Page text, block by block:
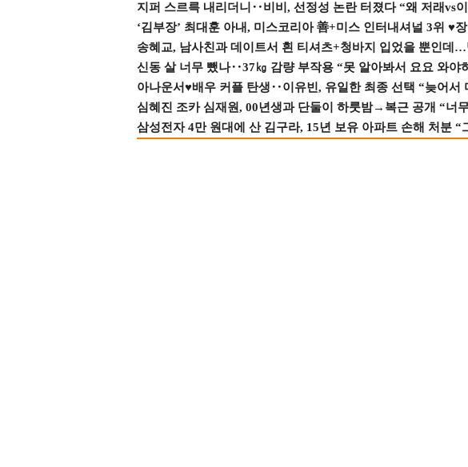
지퍼 스르륵 내리더니‥비비, 선정성 논란 터졌다 “왜 저래vs
‘김부장’ 최대훈 아내, 미스코리아 善+미스 인터내셔널 3위 ♥
송혜교, 남사친과 데이트서 흰 티셔츠+청바지 입었을 뿐인데…
신동 살 너무 뺐나‥37㎏ 감량 부작용 “못 알아봐서 요요 와야
아나운서♥배우 커플 탄생‥이유빈, 유일한 최종 선택 “늦어서
심혜진 조카 심재원, 00년생과 단둘이 하룻밤→복근 공개 “너
삼성전자 4만 원대에 산 김구라, 15년 보유 아파트 손해 처분 “